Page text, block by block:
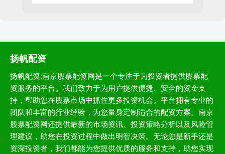
扬帆配资
扬帆配资:南京股票配资网是一个专注于为投资者提供股票配
资服务的平台。我们致力于为用户提供便捷、安全的资金支
持，帮助您在股票市场中抓住更多投资机会。平台拥有专业的
团队和丰富的行业经验，为您量身定制适合的配资方案。南京
股票配资网还提供最新的市场资讯、投资策略分析以及风险管
理建议，助您在投资过程中做出明智决策。无论您是新手还是
资深投资者，我们都能为您提供优质的服务和支持，助您实现